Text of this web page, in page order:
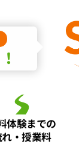
体験までの
・授業料